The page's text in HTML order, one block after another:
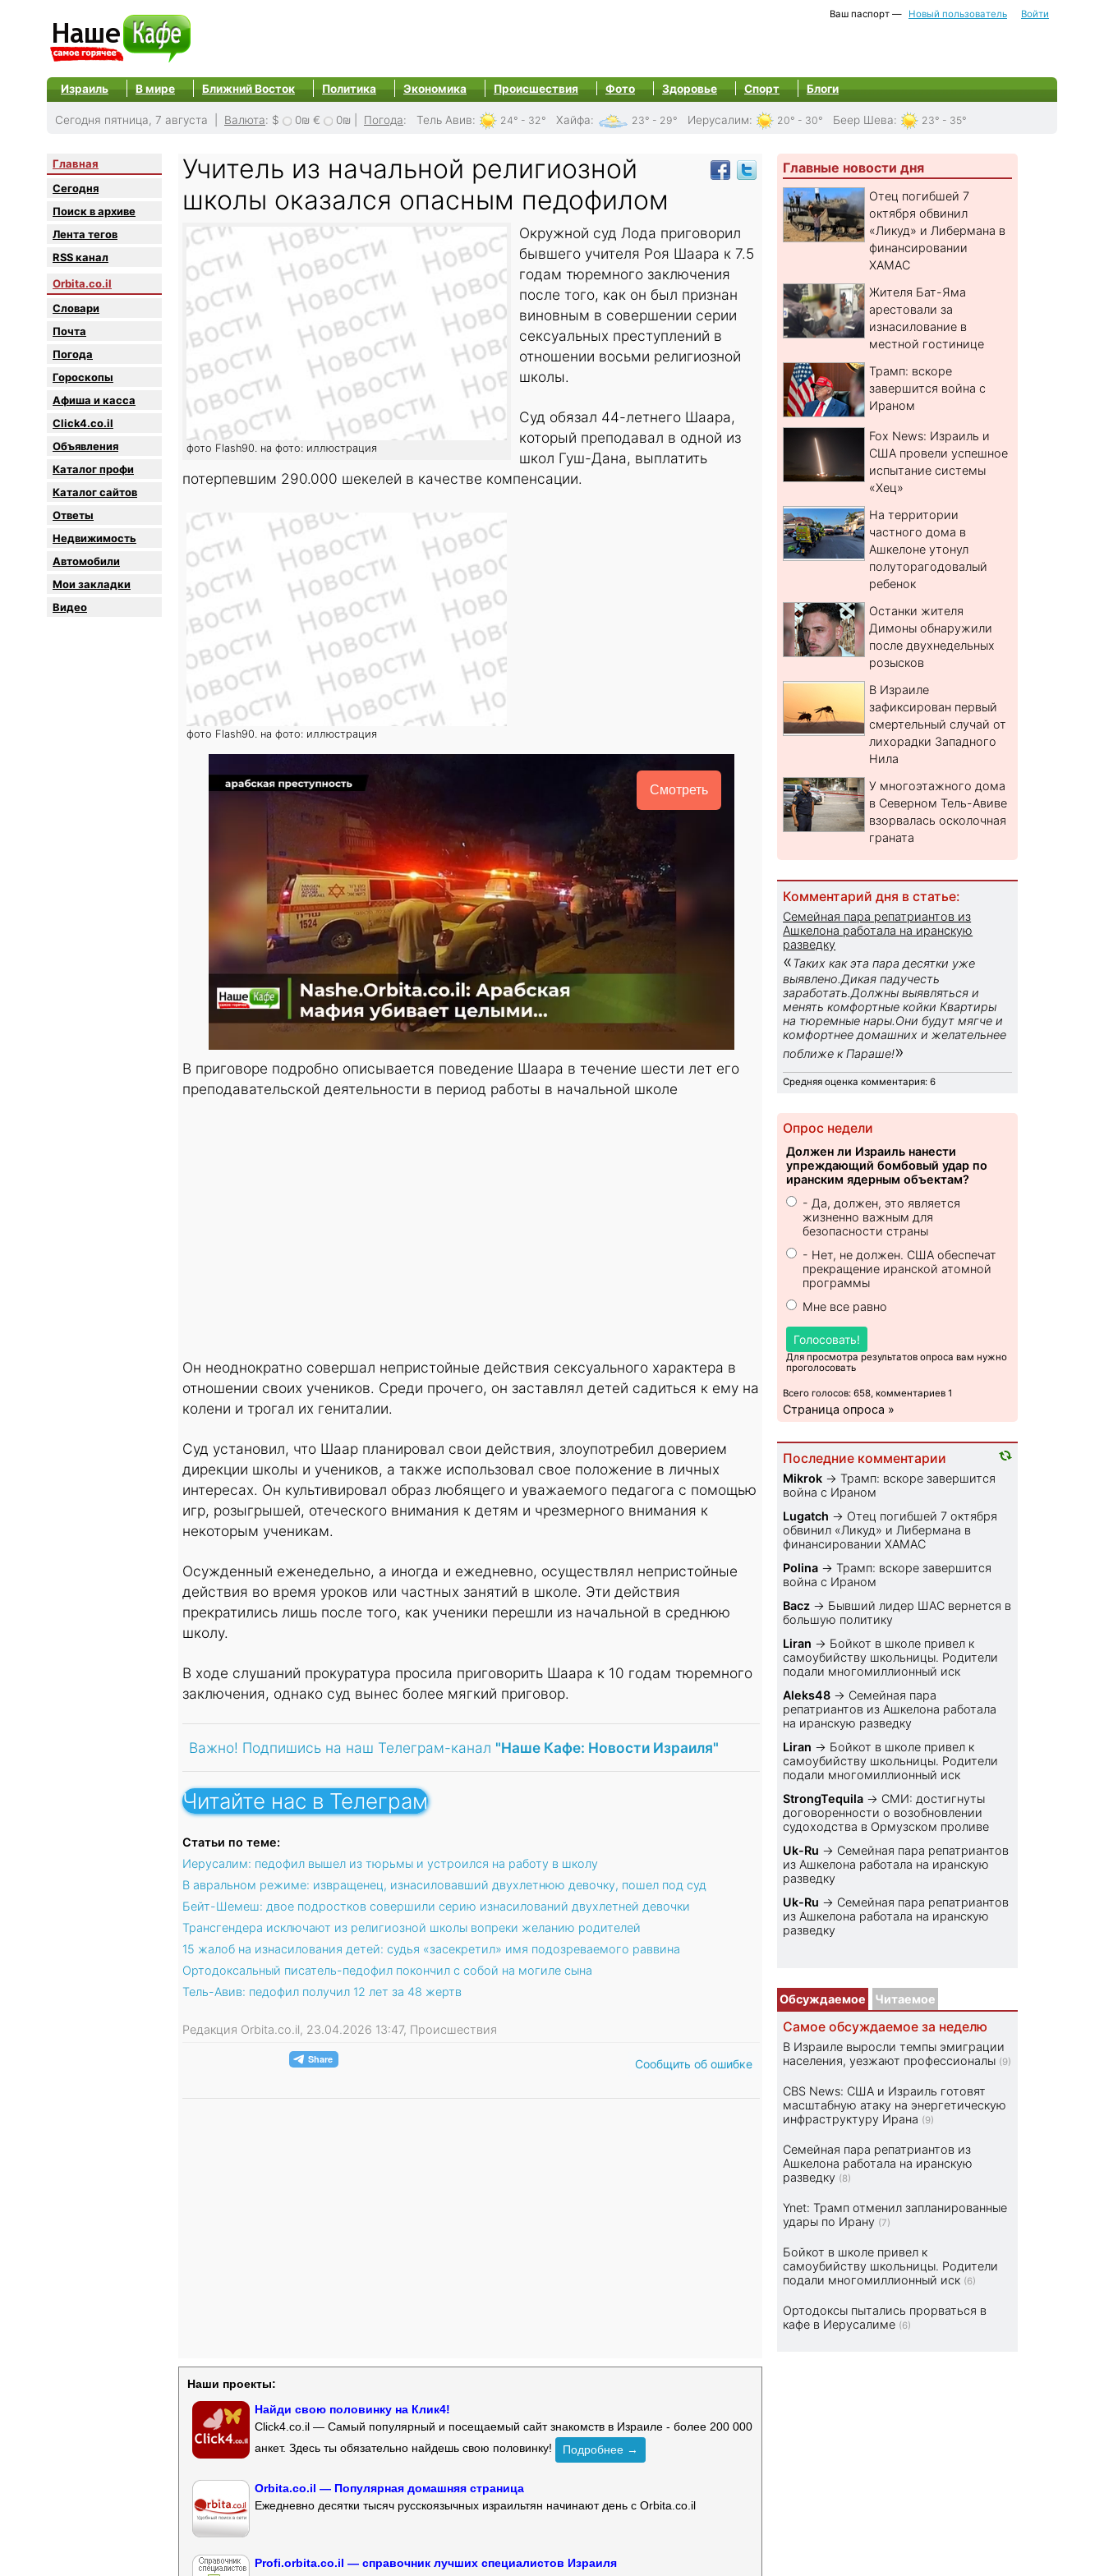
Ваш паспорт — Новый пользователь Войти
Израиль В мире Ближний Восток Политика Экономика Происшествия Фото Здоровье Спорт Блоги
Сегодня пятница, 7 августа | Валюта: $ 0₪ € 0₪ Погода: Тель Авив: 24° - 32° Хайфа: 23° - 29° Иерусалим: 20° - 30° Беер Шева: 23° - 35°
Главная
Сегодня
Поиск в архиве
Лента тегов
RSS канал
Orbita.co.il
Словари
Почта
Погода
Гороскопы
Афиша и касса
Click4.co.il
Объявления
Каталог профи
Каталог сайтов
Oтветы
Недвижимость
Автомобили
Мои закладки
Видео
Учитель из начальной религиозной
школы оказался опасным педофилом
фото Flash90. на фото: иллюстрация
Окружной суд Лода приговорил
бывшего учителя Роя Шаара к 7.5
годам тюремного заключения
после того, как он был признан
виновным в совершении серии
сексуальных преступлений в
отношении восьми религиозной
школы.
Суд обязал 44-летнего Шаара,
который преподавал в одной из
школ Гуш-Дана, выплатить
потерпевшим 290.000 шекелей в качестве компенсации.
фото Flash90. на фото: иллюстрация
Смотреть
В приговоре подробно описывается поведение Шаара в течение шести лет его
преподавательской деятельности в период работы в начальной школе
Он неоднократно совершал непристойные действия сексуального характера в
отношении своих учеников. Среди прочего, он заставлял детей садиться к ему на
колени и трогал их гениталии.
Суд установил, что Шаар планировал свои действия, злоупотребил доверием
дирекции школы и учеников, а также использовал свое положение в личных
интересах. Он культивировал образ любящего и уважаемого педагога с помощью
игр, розыгрышей, отеческого внимания к детям и чрезмерного внимания к
некоторым ученикам.
Осужденный еженедельно, а иногда и ежедневно, осуществлял непристойные
действия во время уроков или частных занятий в школе. Эти действия
прекратились лишь после того, как ученики перешли из начальной в среднюю
школу.
В ходе слушаний прокуратура просила приговорить Шаара к 10 годам тюремного
заключения, однако суд вынес более мягкий приговор.
Важно! Подпишись на наш Телеграм-канал "Наше Кафе: Новости Израиля"
Читайте нас в Телеграм
Статьи по теме:
Иерусалим: педофил вышел из тюрьмы и устроился на работу в школу
В авральном режиме: извращенец, изнасиловавший двухлетнюю девочку, пошел под суд
Бейт-Шемеш: двое подростков совершили серию изнасилований двухлетней девочки
Трансгендера исключают из религиозной школы вопреки желанию родителей
15 жалоб на изнасилования детей: судья «засекретил» имя подозреваемого раввина
Ортодоксальный писатель-педофил покончил с собой на могиле сына
Тель-Авив: педофил получил 12 лет за 48 жертв
Редакция Orbita.co.il, 23.04.2026 13:47, Происшествия
Сообщить об ошибке
Наши проекты:
Найди свою половинку на Клик4!
Click4.co.il — Самый популярный и посещаемый сайт знакомств в Израиле - более 200 000
анкет. Здесь ты обязательно найдешь свою половинку!
Подробнее →
Orbita.co.il — Популярная домашняя страница
Ежедневно десятки тысяч русскоязычных израильтян начинают день с Orbita.co.il
Profi.orbita.co.il — справочник лучших специалистов Израиля
Главные новости дня
Отец погибшей 7
октября обвинил
«Ликуд» и Либермана в
финансировании
ХАМАС
Жителя Бат-Яма
арестовали за
изнасилование в
местной гостинице
Трамп: вскоре
завершится война с
Ираном
Fox News: Израиль и
США провели успешное
испытание системы
«Хец»
На территории
частного дома в
Ашкелоне утонул
полуторагодовалый
ребенок
Останки жителя
Димоны обнаружили
после двухнедельных
розысков
В Израиле
зафиксирован первый
смертельный случай от
лихорадки Западного
Нила
У многоэтажного дома
в Северном Тель-Авиве
взорвалась осколочная
граната
Комментарий дня в статье:
Семейная пара репатриантов из
Ашкелона работала на иранскую
разведку
«Таких как эта пара десятки уже
выявлено.Дикая падучесть
заработать.Должны выявляться и
менять комфортные койки Квартиры
на тюремные нары.Они будут мягче и
комфортнее домашних и желательнее
поближе к Параше!»
Средняя оценка комментария: 6
Опрос недели
Должен ли Израиль нанести
упреждающий бомбовый удар по
иранским ядерным объектам?
- Да, должен, это является
жизненно важным для
безопасности страны
- Нет, не должен. США обеспечат
прекращение иранской атомной
программы
Мне все равно
Голосовать!
Для просмотра результатов опроса вам нужно
проголосовать
Всего голосов: 658, комментариев 1
Страница опроса »
Последние комментарии
Mikrok →Трамп: вскоре завершится
война с Ираном
Lugatch → Отец погибшей 7 октября
обвинил «Ликуд» и Либермана в
финансировании ХАМАС
Polina →Трамп: вскоре завершится
война с Ираном
Bacz → Бывший лидер ШАС вернется в
большую политику
Liran → Бойкот в школе привел к
самоубийству школьницы. Родители
подали многомиллионный иск
Aleks48 → Семейная пара
репатриантов из Ашкелона работала
на иранскую разведку
Liran → Бойкот в школе привел к
самоубийству школьницы. Родители
подали многомиллионный иск
StrongTequila → СМИ: достигнуты
договоренности о возобновлении
судоходства в Ормузском проливе
Uk-Ru → Семейная пара репатриантов
из Ашкелона работала на иранскую
разведку
Uk-Ru → Семейная пара репатриантов
из Ашкелона работала на иранскую
разведку
Обсуждаемое Читаемое
Самое обсуждаемое за неделю
В Израиле выросли темпы эмиграции
населения, уезжают профессионалы (9)
CBS News: США и Израиль готовят
масштабную атаку на энергетическую
инфраструктуру Ирана (9)
Семейная пара репатриантов из
Ашкелона работала на иранскую
разведку (8)
Ynet: Трамп отменил запланированные
удары по Ирану (7)
Бойкот в школе привел к
самоубийству школьницы. Родители
подали многомиллионный иск (6)
Ортодоксы пытались прорваться в
кафе в Иерусалиме (6)